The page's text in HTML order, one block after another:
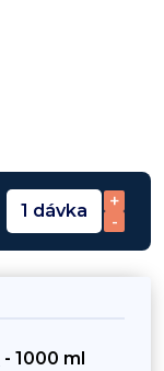
1 dávka
+
-
- 1000 ml